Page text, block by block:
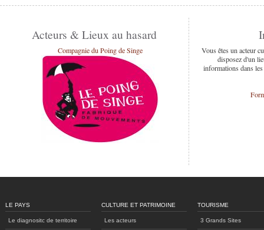
Acteurs & Lieux au hasard
Compagnie du Poing de Singe
Vous êtes un acteur
disposez d'un
informations dans
LE PAYS
Le diagnositc de territoire
CULTURE ET PATRIMOINE
Les acteurs
TOURISME
3 Grands Sites